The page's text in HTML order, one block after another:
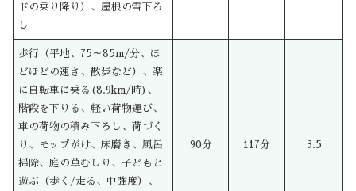
ドの乗り降り）、屋根の雪下ろ
し
歩行（平地、75～85m/分、ほ
どほどの速さ、散歩など）、楽
に自転車に乗る(8.9km/時)、
階段を下りる、軽い荷物運び、
車の荷物の積み下ろし、荷づく
り、モップがけ、床磨き、風呂
掃除、庭の草むしり、子どもと
遊ぶ（歩く/走る、中強度）、
90分 117分 3.5